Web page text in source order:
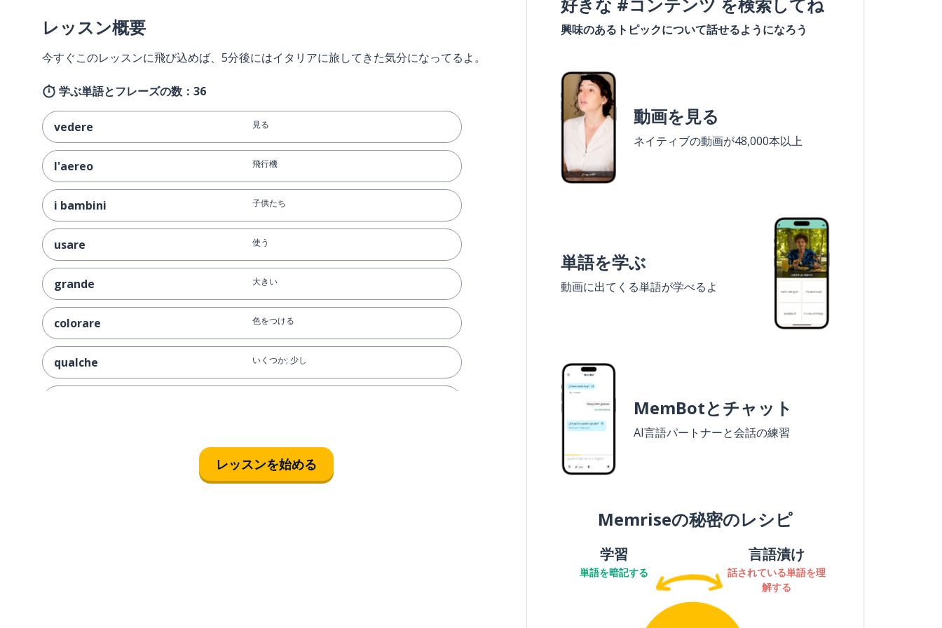
レッスン概要
今すぐこのレッスンに飛び込めば、5分後にはイタリアに旅してきた気分になってるよ。
学ぶ単語とフレーズの数：36
vedere 見る
l'aereo 飛行機
i bambini 子供たち
usare 使う
grande 大きい
colorare 色をつける
qualche いくつか; 少し
レッスンを始める
興味のあるトピックについて話せるようになろう
動画を見る
ネイティブの動画が48,000本以上
単語を学ぶ
動画に出てくる単語が学べるよ
MemBotとチャット
AI言語パートナーと会話の練習
Memriseの秘密のレシピ
学習
単語を暗記する
言語漬け
話されている単語を理
解する